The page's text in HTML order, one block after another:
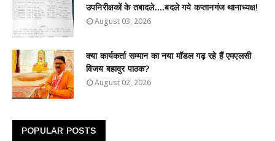
उपनिरीक्षकों के तबादले....बदले गये कप्तानगंज थानाध्यक्ष!
August 03, 2026
क्या कार्यकर्ता सम्मान का नया मॉडल गढ़ रहे हैं एमएलसी
विजय बहादुर पाठक?
August 02, 2026
POPULAR POSTS